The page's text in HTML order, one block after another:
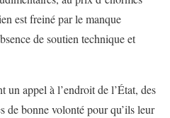
est freiné par le manque
de soutien technique et
un appel à l’endroit de l’État, des
de bonne volonté pour qu’ils leur